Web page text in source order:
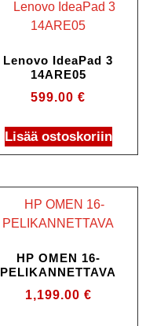
Lenovo IdeaPad 3
14ARE05
599.00 €
Lisää ostoskoriin
HP OMEN 16-
PELIKANNETTAVA
1,199.00 €